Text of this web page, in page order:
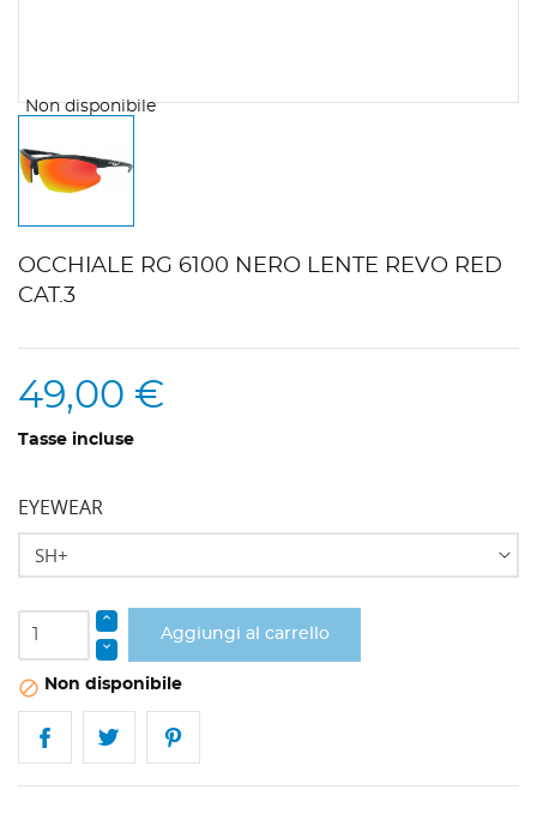
Non disponibile
OCCHIALE RG 6100 NERO LENTE REVO RED
CAT.3
49,00 €
Tasse incluse
EYEWEAR
Aggiungi al carrello
 Non disponibile